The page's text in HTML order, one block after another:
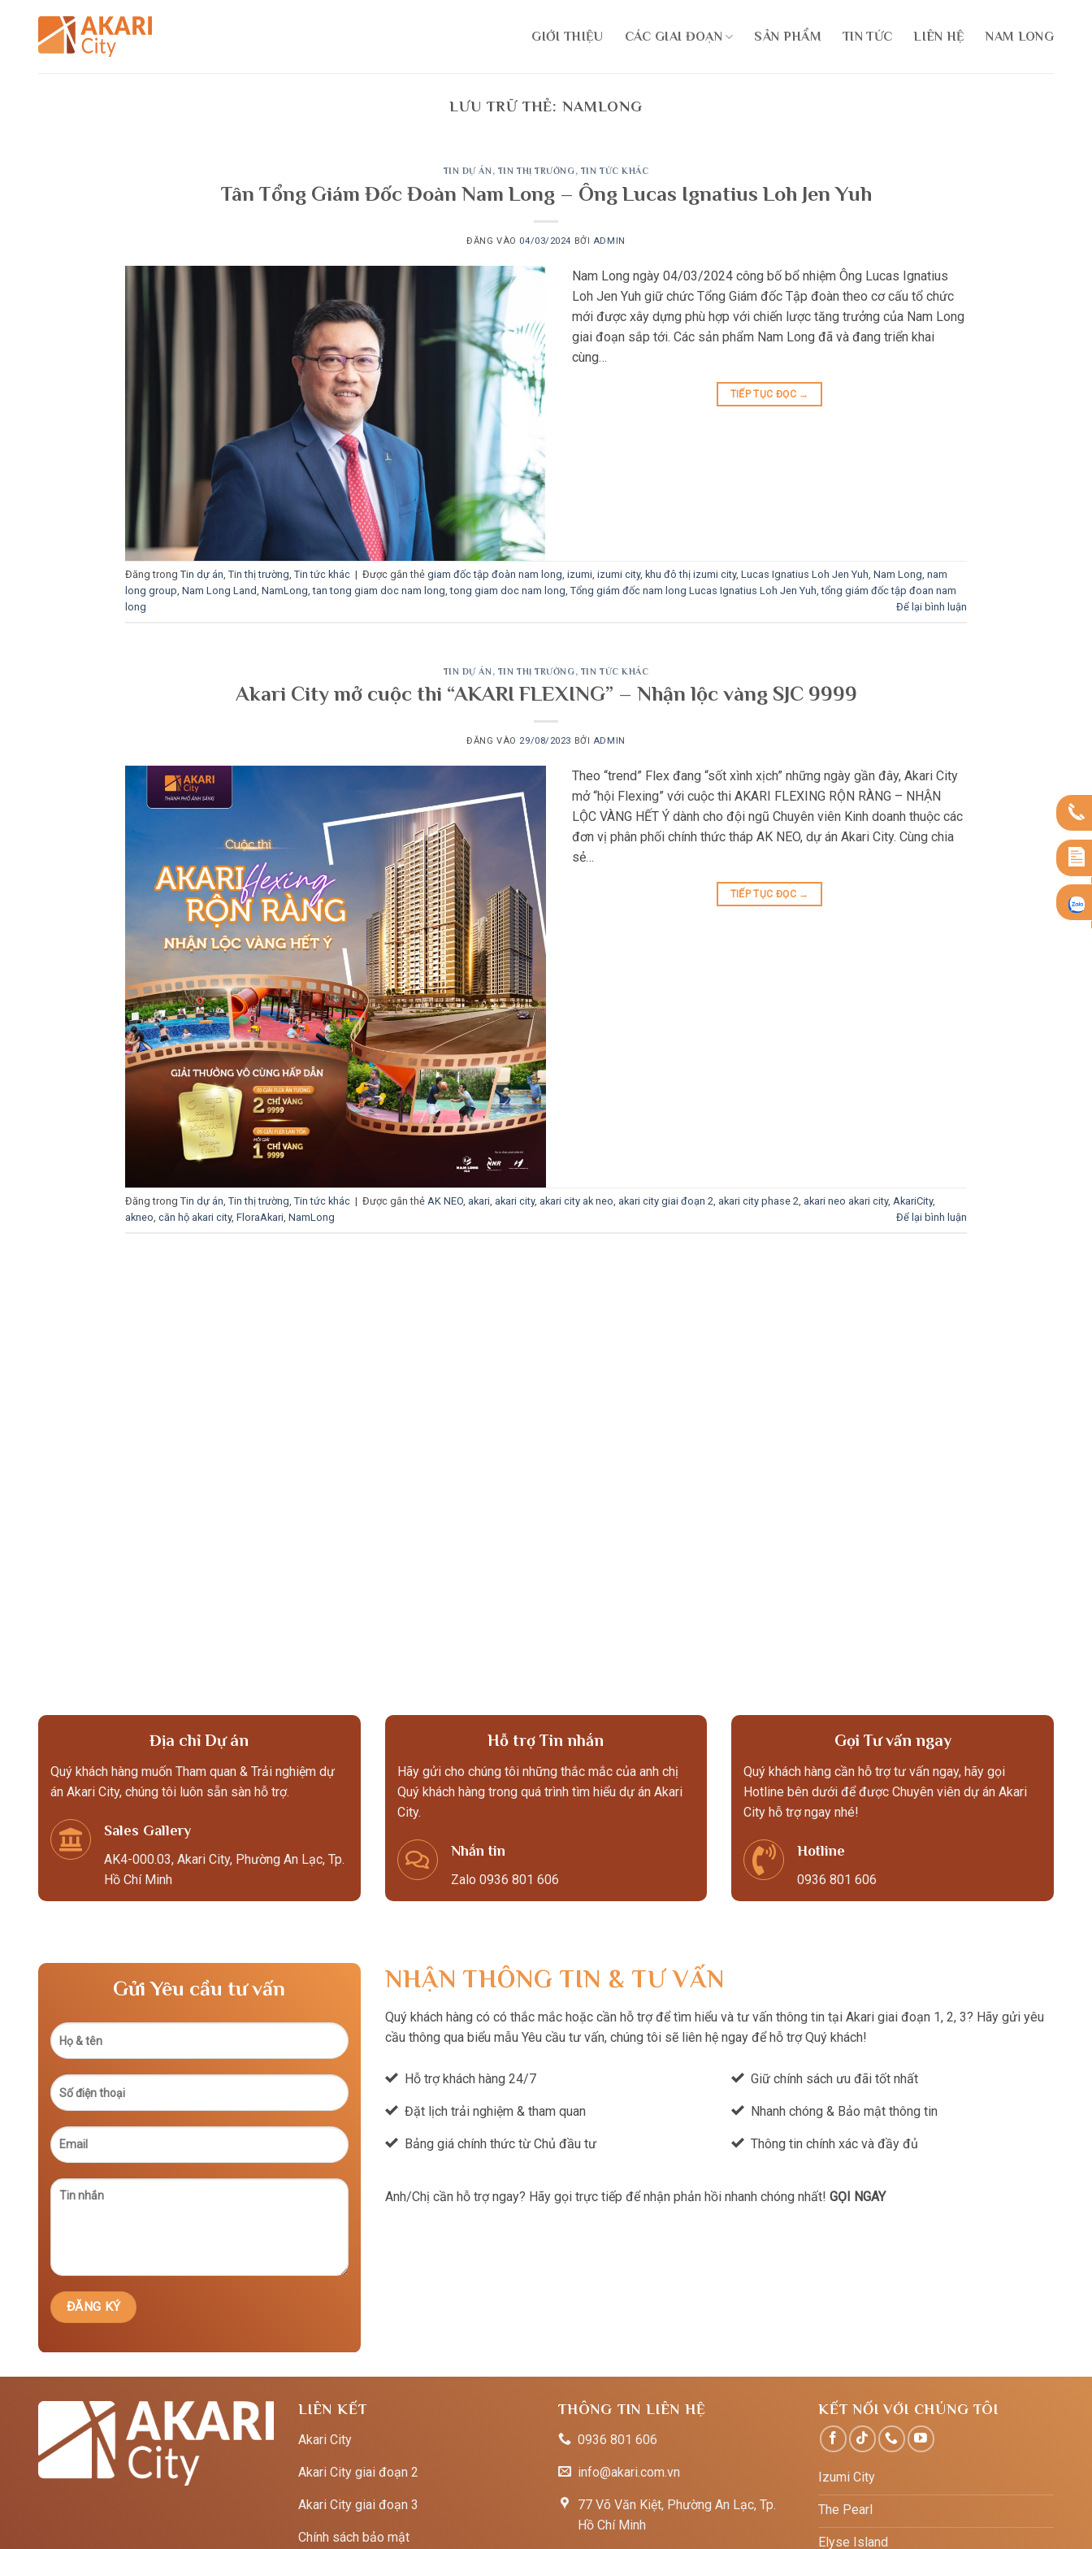
GIỚI THIỆU CÁC GIAI ĐOẠN SẢN PHẨM TIN TỨC LIÊN HỆ NAM LONG
LƯU TRỮ THẺ:NAMLONG
TIN DỰ ÁN , TIN THỊ TRƯỜNG, TIN TỨC KHÁC
Tân Tổng Giám Đốc Đoàn Nam Long – Ông Lucas Ignatius Loh Jen Yuh
ĐĂNG VÀO 04/03/2024 BỞI ADMIN
Nam Long ngày 04/03/2024 công bố bổ nhiệm Ông Lucas Ignatius
Loh Jen Yuh giữ chức Tổng Giám đốc Tập đoàn theo cơ cấu tổ chức
mới được xây dựng phù hợp với chiến lược tăng trưởng của Nam Long
giai đoạn sắp tới. Các sản phẩm Nam Long đã và đang triển khai
cùng…
TIẾP TỤC ĐỌC →
Đăng trong Tin dự án, Tin thị trường, Tin tức khác | Được gắn thẻ giam đốc tập đoàn nam long, izumi, izumi city, khu đô thị izumi city, Lucas Ignatius Loh Jen Yuh, Nam Long, nam
long group, Nam Long Land, NamLong,tan tong giam doc nam long,tong giam doc nam long, Tổng giám đốc nam long Lucas Ignatius Loh Jen Yuh,tổng giám đốc tập đoan nam
long
Để lại bình luận
TIN DỰ ÁN , TIN THỊ TRƯỜNG, TIN TỨC KHÁC
Akari City mở cuộc thi “AKARI FLEXING” – Nhận lộc vàng SJC 9999
ĐĂNG VÀO 29/08/2023 BỞI ADMIN
Theo “trend” Flex đang “sốt xình xịch” những ngày gần đây, Akari City
mở “hội Flexing” với cuộc thi AKARI FLEXING RỘN RÀNG – NHẬN
LỘC VÀNG HẾT Ý dành cho đội ngũ Chuyên viên Kinh doanh thuộc các
đơn vị phân phối chính thức tháp AK NEO, dự án Akari City. Cùng chia
sẻ…
TIẾP TỤC ĐỌC →
Đăng trong Tin dự án, Tin thị trường, Tin tức khác | Được gắn thẻ AK NEO, akari, akari city, akari city ak neo, akari city giai đoạn 2, akari city phase 2, akari neo akari city, AkariCity,
akneo, căn hộ akari city, FloraAkari, NamLong Để lại bình luận
Địa chỉ Dự án
Quý khách hàng muốn Tham quan & Trải nghiệm dự
án Akari City, chúng tôi luôn sẵn sàn hỗ trợ.
Sales Gallery
AK4-000.03, Akari City, Phường An Lạc, Tp.
Hồ Chí Minh
Hỗ trợ Tin nhắn
Hãy gửi cho chúng tôi những thắc mắc của anh chị
Quý khách hàng trong quá trình tìm hiểu dự án Akari
City.
Nhắn tin
Zalo 0936 801 606
Gọi Tư vấn ngay
Quý khách hàng cần hỗ trợ tư vấn ngay, hãy gọi
Hotline bên dưới để được Chuyên viên dự án Akari
City hỗ trợ ngay nhé!
Hotline
0936 801 606
Gửi Yêu cầu tư vấn NHẬN THÔNG TIN & TƯ VẤN
Quý khách hàng có có thắc mắc hoặc cần hỗ trợ để tìm hiểu và tư vấn thông tin tại Akari giai đoạn 1, 2, 3? Hãy gửi yêu
cầu thông qua biểu mẫu Yêu cầu tư vấn, chúng tôi sẽ liên hệ ngay để hỗ trợ Quý khách!
Hỗ trợ khách hàng 24/7
Đặt lịch trải nghiệm & tham quan
Bảng giá chính thức từ Chủ đầu tư
Giữ chính sách ưu đãi tốt nhất
Nhanh chóng & Bảo mật thông tin
Thông tin chính xác và đầy đủ
Anh/Chị cần hỗ trợ ngay? Hãy gọi trực tiếp để nhận phản hồi nhanh chóng nhất! GỌI NGAY
LIÊN KẾT
Akari City
Akari City giai đoạn 2
Akari City giai đoạn 3
Chính sách bảo mật
THÔNG TIN LIÊN HỆ
0936 801 606
info@akari.com.vn
77 Võ Văn Kiệt, Phường An Lạc, Tp.
Hồ Chí Minh
KẾT NỐI VỚI CHÚNG TÔI
Izumi City
The Pearl
Elyse Island